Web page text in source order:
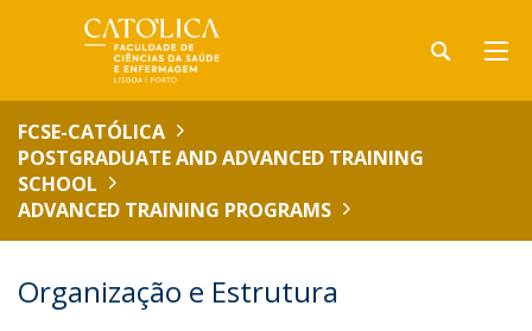
FCSE-CATÓLICA
POSTGRADUATE AND ADVANCED TRAINING
SCHOOL
ADVANCED TRAINING PROGRAMS
Organização e Estrutura